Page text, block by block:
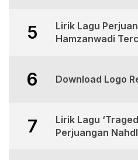
5
Lirik Lagu
Hamzanwadi
6 Download Logo
7
Lirik Lagu
Perjuangan